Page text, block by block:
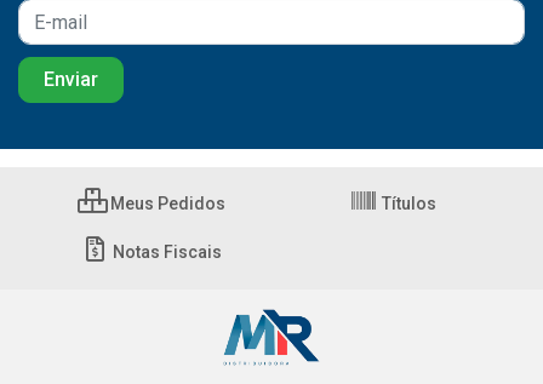
Meus Pedidos Títulos
Notas Fiscais